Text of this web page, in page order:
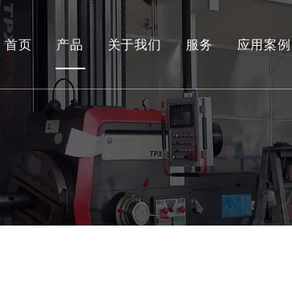
首页 产品
环保和可再生能源抓取系列
工程液压抓斗系列
环保料斗
水下挖泥抓斗系列
港口货物装卸抓斗系列
关于我们 服务 应用案例